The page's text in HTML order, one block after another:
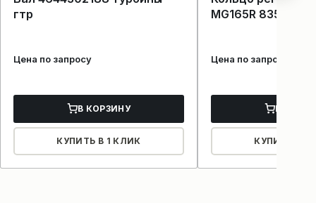
гтр
Цена по запросу
В КОРЗИНУ
КУПИТЬ В 1 КЛИК
MG165R 83513204
Цена по запросу
В
КУПИТЬ В 1